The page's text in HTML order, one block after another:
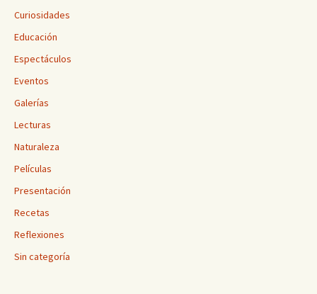
Curiosidades
Educación
Espectáculos
Eventos
Galerías
Lecturas
Naturaleza
Películas
Presentación
Recetas
Reflexiones
Sin categoría